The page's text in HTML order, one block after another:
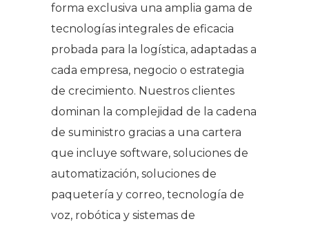
forma exclusiva una amplia gama de
tecnologías integrales de eficacia
probada para la logística, adaptadas a
cada empresa, negocio o estrategia
de crecimiento. Nuestros clientes
dominan la complejidad de la cadena
de suministro gracias a una cartera
que incluye software, soluciones de
automatización, soluciones de
paquetería y correo, tecnología de
voz, robótica y sistemas de